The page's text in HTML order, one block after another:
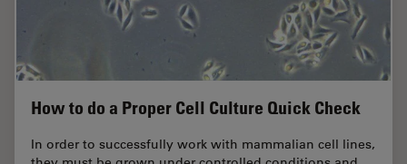
How to do a Proper Cell Culture Quick Check
In order to successfully work with mammalian cell lines,